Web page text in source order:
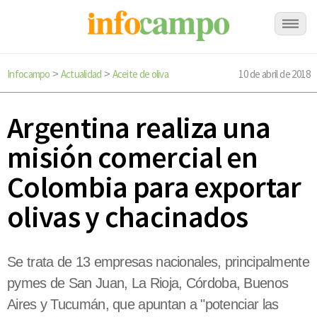
Infocampo > Actualidad > Aceite de oliva 10 de abril de 2018
Argentina realiza una
misión comercial en
Colombia para exportar
olivas y chacinados
Se trata de 13 empresas nacionales, principalmente
pymes de San Juan, La Rioja, Córdoba, Buenos
Aires y Tucumán, que apuntan a "potenciar las